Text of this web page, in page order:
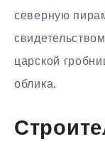
северную
царской
облика.